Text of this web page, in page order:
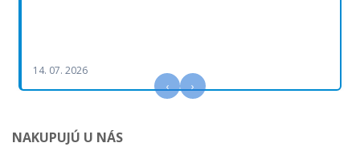
14. 07. 2026
‹ ›
NAKUPUJÚ U NÁS